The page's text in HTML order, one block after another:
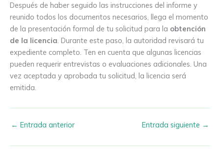
Después de haber seguido las instrucciones del informe y
reunido todos los documentos necesarios, llega el momento
de la presentación formal de tu solicitud para la obtención
de la licencia. Durante este paso, la autoridad revisará tu
expediente completo. Ten en cuenta que algunas licencias
pueden requerir entrevistas o evaluaciones adicionales. Una
vez aceptada y aprobada tu solicitud, la licencia será
emitida.
← Entrada anterior Entrada siguiente →